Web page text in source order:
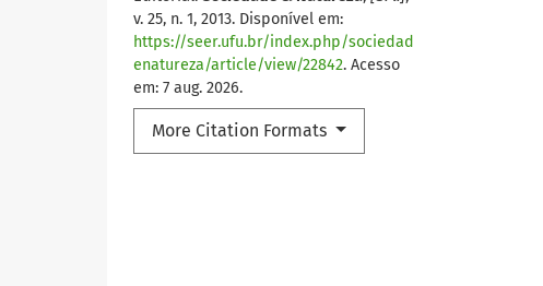
v. 25, n. 1, 2013. Disponível em:
https://seer.ufu.br/index.php/sociedad
enatureza/article/view/22842. Acesso
em: 7 aug. 2026.
More Citation Formats